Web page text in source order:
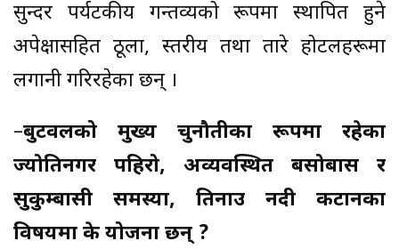
सुन्दर पर्यटकीय गन्तव्यको रूपमा स्थापित हुने
अपेक्षासहित ठूला, स्तरीय तथा तारे होटलहरूमा
लगानी गरिरहेका छन् ।
–बुटवलको मुख्य चुनौतीका रूपमा रहेका
ज्योतिनगर पहिरो, अव्यवस्थित बसोबास र
सुकुम्बासी समस्या, तिनाउ नदी कटानका
विषयमा के योजना छन् ?